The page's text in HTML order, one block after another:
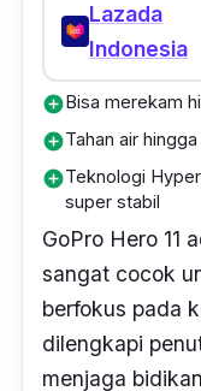
Lazada
Indonesia
add_circleBisa merekam
add_circleTahan air
add_circleTeknologi
super stabil
GoPro Hero 11
sangat cocok
berfokus pada
dilengkapi
menjaga